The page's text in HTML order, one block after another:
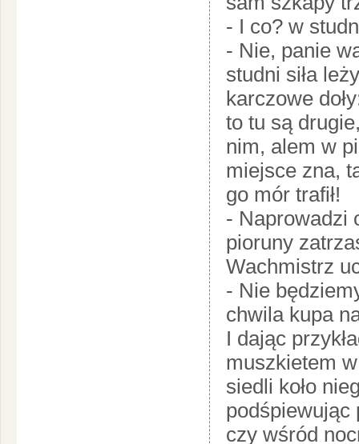
- I co? w
- Nie, panie
studni siła
karczowe
to tu są
nim, alem w
miejsce zna,
go mór trafił!
- Naprowadzi
pioruny
Wachmistrz
- Nie
chwila kupa
I dając
muszkietem
siedli koło
podśpiewując
czy wśród